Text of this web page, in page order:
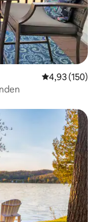
4,93 ud af 5 i
4,93 (150)